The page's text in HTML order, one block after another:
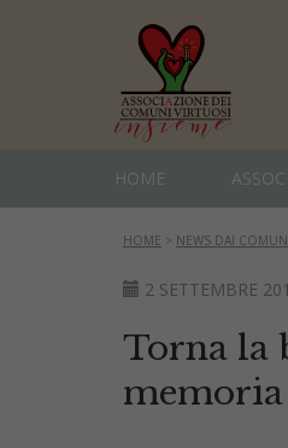
HOME
HOME > NEWS DAI
2 SETTEMBRE
Torna la